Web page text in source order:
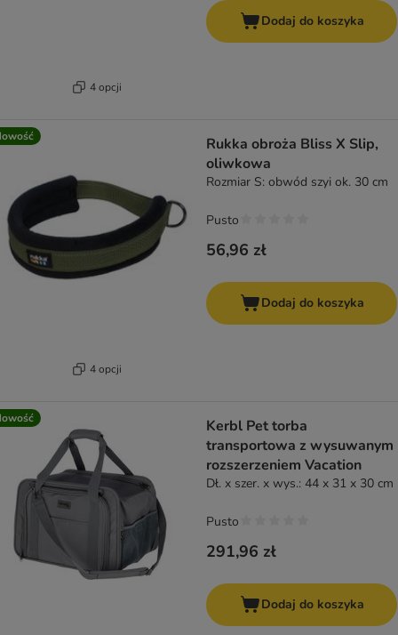
4 opcji
Dodaj do koszyka
4 opcji
Rukka obroża Bliss X Slip,
oliwkowa
Rozmiar S: obwód szyi ok. 30 cm
56,96 zł
Pusto
Dodaj do koszyka
Kerbl Pet torba
transportowa z wysuwanym
rozszerzeniem Vacation
Dł. x szer. x wys.: 44 x 31 x 30 cm
291,96 zł
Pusto
Dodaj do koszyka